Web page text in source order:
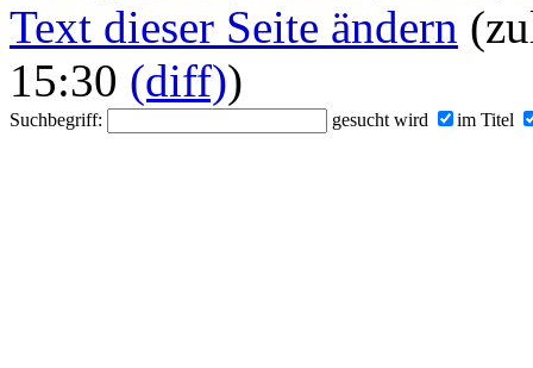
Text dieser Seite ändern
15:30 (diff))
Suchbegriff: gesucht wird im Titel